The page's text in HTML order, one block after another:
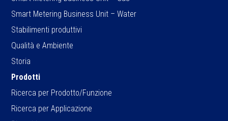
Smart Metering Business Unit – Water
Stabilimenti produttivi
Qualità e Ambiente
Storia
Prodotti
Ricerca per Prodotto/Funzione
Ricerca per Applicazione